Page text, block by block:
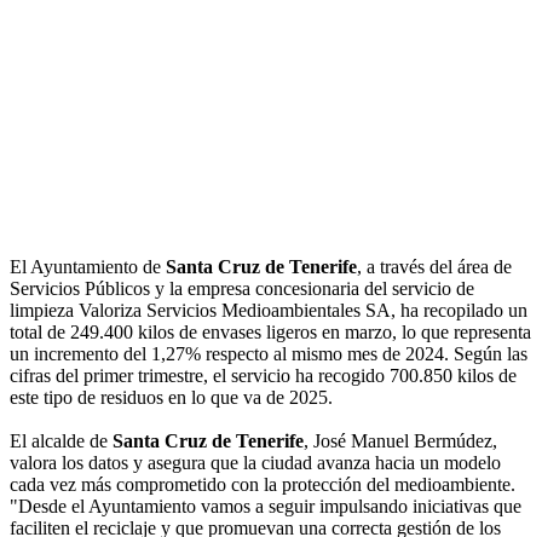
El Ayuntamiento de Santa Cruz de Tenerife, a través del área de
Servicios Públicos y la empresa concesionaria del servicio de
limpieza Valoriza Servicios Medioambientales SA, ha recopilado un
total de 249.400 kilos de envases ligeros en marzo, lo que representa
un incremento del 1,27% respecto al mismo mes de 2024. Según las
cifras del primer trimestre, el servicio ha recogido 700.850 kilos de
este tipo de residuos en lo que va de 2025.
El alcalde de Santa Cruz de Tenerife, José Manuel Bermúdez,
valora los datos y asegura que la ciudad avanza hacia un modelo
cada vez más comprometido con la protección del medioambiente.
"Desde el Ayuntamiento vamos a seguir impulsando iniciativas que
faciliten el reciclaje y que promuevan una correcta gestión de los